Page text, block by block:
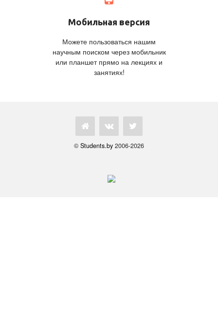
Мобильная версия
Можете пользоваться нашим
научным поиском через мобильник
или планшет прямо на лекциях и
занятиях!
© Students.by 2006-2026